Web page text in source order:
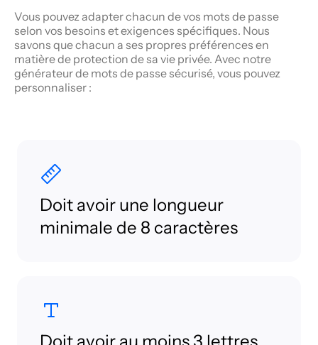
Vous pouvez adapter chacun de vos mots de passe
selon vos besoins et exigences spécifiques. Nous
savons que chacun a ses propres préférences en
matière de protection de sa vie privée. Avec notre
générateur de mots de passe sécurisé, vous pouvez
personnaliser :
Doit avoir une longueur
minimale de 8 caractères